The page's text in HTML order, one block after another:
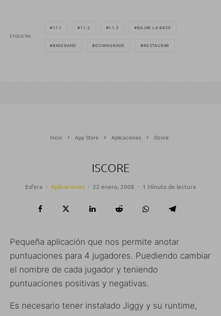
ETIQUETAS
1.1.1 1.1.2 1.1.3 BAJAR LA BASE
BASEBAND DOWNGRADE RESTAURAR
Inicio App Store Aplicaciones iScore
ISCORE
Esfera · Aplicaciones · 22 enero, 2008 · 1 Minuto de lectura
Pequeña aplicación que nos permite anotar
puntuaciones para 4 jugadores. Puediendo cambiar
el nombre de cada jugador y teniendo
puntuaciones positivas y negativas.
Es necesario tener instalado Jiggy y su runtime,